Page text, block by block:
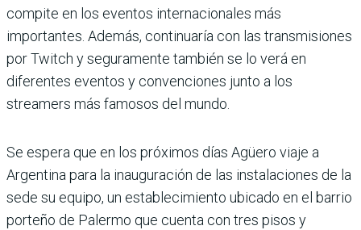
compite en los eventos internacionales más
importantes. Además, continuaría con las transmisiones
por Twitch y seguramente también se lo verá en
diferentes eventos y convenciones junto a los
streamers más famosos del mundo.
Se espera que en los próximos días Agüero viaje a
Argentina para la inauguración de las instalaciones de la
sede su equipo, un establecimiento ubicado en el barrio
porteño de Palermo que cuenta con tres pisos y